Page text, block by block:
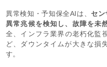
異常検知・予知保全AIは、 セ
異常兆候を検知し、故障を未
全、インフラ業界の老朽化監
ど、ダウンタイムが大きな損
す。